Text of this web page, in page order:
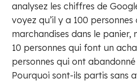
analysez les chiffres de
voyez qu’il y a 100
marchandises dans le panier,
10 personnes qui font un
personnes qui ont
Pourquoi sont-ils partis sans